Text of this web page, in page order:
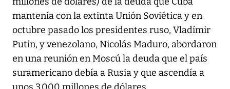
mantenía con la extinta Unión Soviética y en
octubre pasado los presidentes ruso, Vladímir
Putin, y venezolano, Nicolás Maduro, abordaron
en una reunión en Moscú la deuda que el país
suramericano debía a Rusia y que ascendía a